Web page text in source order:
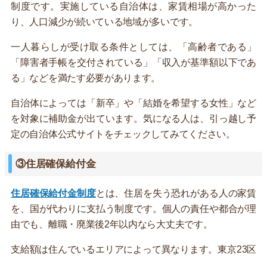
制度です。実施している自治体は、家賃相場が高かった
り、人口減少が続いている地域が多いです。
一人暮らしが受け取る条件としては、「高齢者である」
「障害者手帳を交付されている」「収入が基準額以下であ
る」などを満たす必要があります。
自治体によっては「新卒」や「結婚を希望する女性」など
を対象に補助金が出ています。気になる人は、引っ越し予
定の自治体公式サイトをチェックしてみてください。
③住居確保給付金
住居確保給付金制度とは、住居を失う恐れがある人の家賃
を、国が代わりに支払う制度です。個人の責任や都合が理
由でも、離職・廃業後2年以内なら大丈夫です。
支給額は住んでいるエリアによって異なります。東京23区